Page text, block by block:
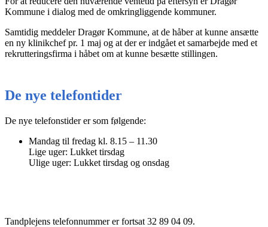
Kommune i dialog med de omkringliggende kommuner.
Samtidig meddeler Dragør Kommune, at de håber at kunne ansætte
en ny klinikchef pr. 1 maj og at der er indgået et samarbejde med et
rekrutteringsfirma i håbet om at kunne besætte stillingen.
De nye telefontider
De nye telefonstider er som følgende:
Mandag til fredag kl. 8.15 – 11.30
Lige uger: Lukket tirsdag
Ulige uger: Lukket tirsdag og onsdag
Tandplejens telefonnummer er fortsat 32 89 04 09.